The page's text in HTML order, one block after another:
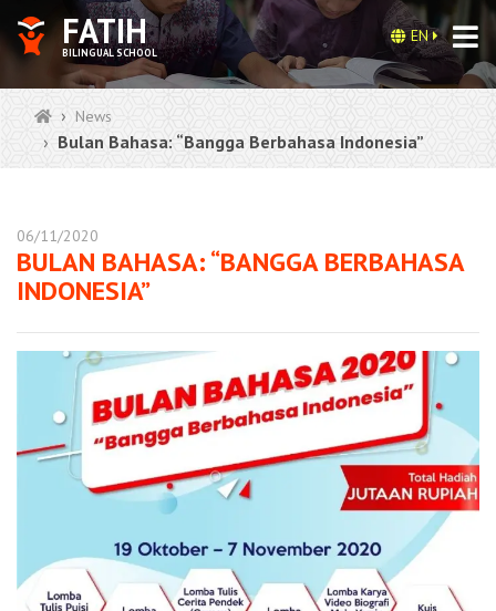
FATIH
BILINGUAL SCHOOL
EN
News
Bulan Bahasa: “Bangga Berbahasa Indonesia”
06/11/2020
BULAN BAHASA: “BANGGA BERBAHASA
INDONESIA”